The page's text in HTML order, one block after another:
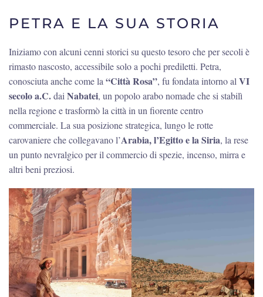
PETRA E LA SUA STORIA
Iniziamo con alcuni cenni storici su questo tesoro che per secoli è
rimasto nascosto, accessibile solo a pochi prediletti. Petra,
conosciuta anche come la “Città Rosa”, fu fondata intorno al VI
secolo a.C.dai Nabatei, un popolo arabo nomade che si stabilì
nella regione e trasformò la città in un fiorente centro
commerciale. La sua posizione strategica, lungo le rotte
carovaniere che collegavano l’Arabia, l’Egitto e la Siria, la rese
un punto nevralgico per il commercio di spezie, incenso, mirra e
altri beni preziosi.